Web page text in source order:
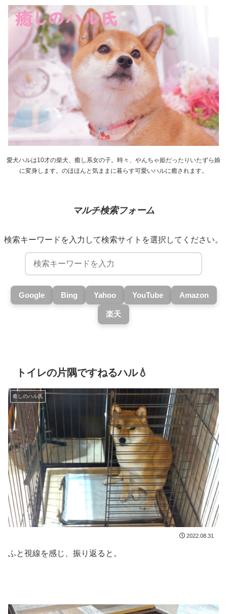
愛犬ハルは10才の柴犬、癒し系女の子。時々、やんちゃ姫だったりいたずら娘
に変身します。のほほんと気ままに暮らす可愛いハルに癒されます。
マルチ検索フォーム
検索キーワードを入力して検索サイトを選択してください。
Google Bing Yahoo YouTube Amazon
楽天
トイレの片隅ですねるハル💧
癒しのハル氏
2022.08.31
ふと視線を感じ、振り返ると。